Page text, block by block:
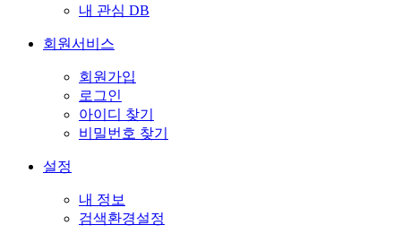
내 관심 DB
회원서비스
회원가입
로그인
아이디 찾기
비밀번호 찾기
설정
내 정보
검색환경설정